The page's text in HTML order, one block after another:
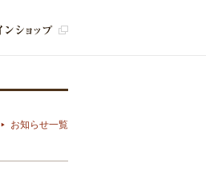
お知らせ一覧